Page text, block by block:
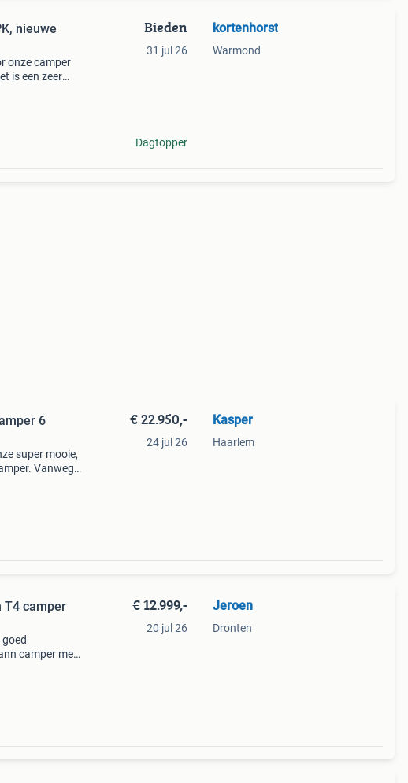
nieuwe
onze camper
is een zeer
Bieden
31 jul 26
Dagtopper
kortenhorst
Warmond
6
super mooie,
Vanwege
€ 22.950,-
24 jul 26
Kasper
Haarlem
T4 camper
camper met
€ 12.999,-
20 jul 26
Jeroen
Dronten